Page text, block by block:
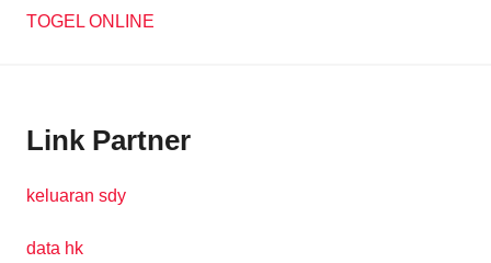
TOGEL ONLINE
Link Partner
keluaran sdy
data hk